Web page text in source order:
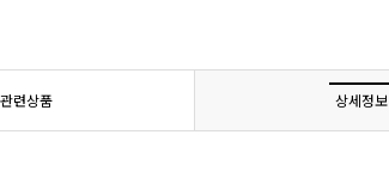
관련상품 상세정보